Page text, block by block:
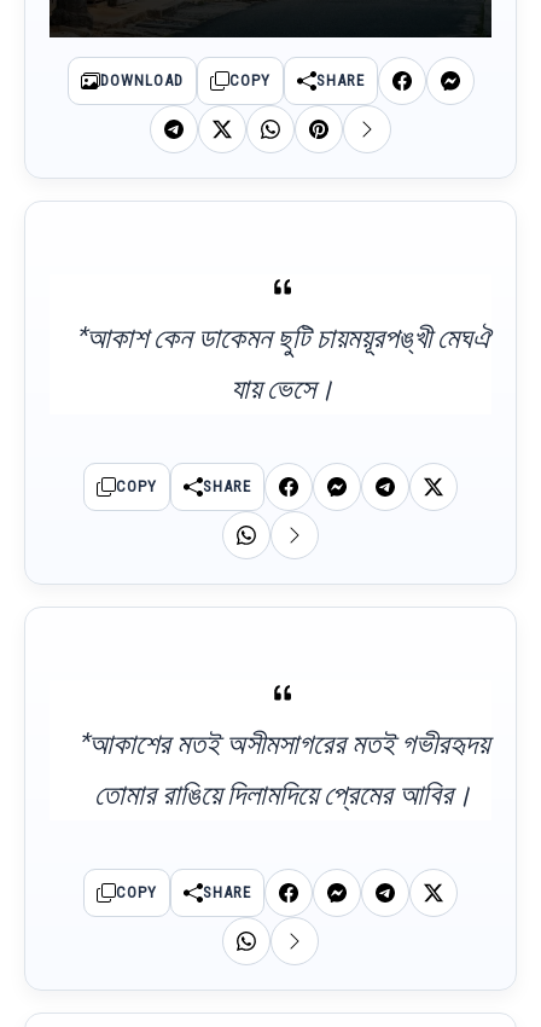
DOWNLOAD COPY SHARE
*আকাশ কেন ডাকেমন ছুটি চায়ময়ূরপঙ্খী মেঘঐ
যায় ভেসে।
COPY SHARE
*আকাশের মতই অসীমসাগরের মতই গভীরহৃদয়
তোমার রাঙিয়ে দিলামদিয়ে প্রেমের আবির।
COPY SHARE